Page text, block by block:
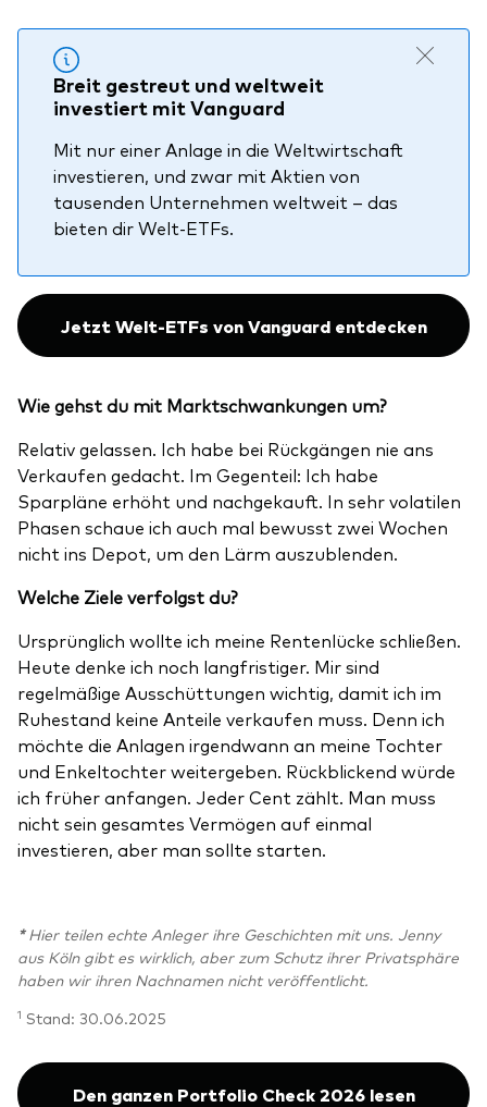
Breit gestreut und weltweit
investiert mit Vanguard
Mit nur einer Anlage in die Weltwirtschaft
investieren, und zwar mit Aktien von
tausenden Unternehmen weltweit – das
bieten dir Welt-ETFs.
Jetzt Welt-ETFs von Vanguard entdecken
Wie gehst du mit Marktschwankungen um?
Relativ gelassen. Ich habe bei Rückgängen nie ans
Verkaufen gedacht. Im Gegenteil: Ich habe
Sparpläne erhöht und nachgekauft. In sehr volatilen
Phasen schaue ich auch mal bewusst zwei Wochen
nicht ins Depot, um den Lärm auszublenden.
Welche Ziele verfolgst du?
Ursprünglich wollte ich meine Rentenlücke schließen.
Heute denke ich noch langfristiger. Mir sind
regelmäßige Ausschüttungen wichtig, damit ich im
Ruhestand keine Anteile verkaufen muss. Denn ich
möchte die Anlagen irgendwann an meine Tochter
und Enkeltochter weitergeben. Rückblickend würde
ich früher anfangen. Jeder Cent zählt. Man muss
nicht sein gesamtes Vermögen auf einmal
investieren, aber man sollte starten.
* Hier teilen echte Anleger ihre Geschichten mit uns. Jenny
aus Köln gibt es wirklich, aber zum Schutz ihrer Privatsphäre
haben wir ihren Nachnamen nicht veröffentlicht.
1 Stand: 30.06.2025
Den ganzen Portfolio Check 2026 lesen